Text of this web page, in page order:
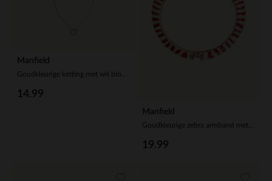
Manfield
14.99
Manfield
19.99